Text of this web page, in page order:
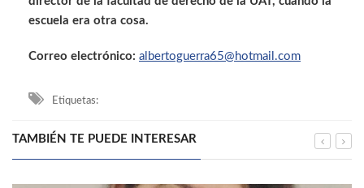
escuela era otra cosa.
Correo electrónico: albertoguerra65@hotmail.com
Etiquetas:
TAMBIÉN TE PUEDE INTERESAR